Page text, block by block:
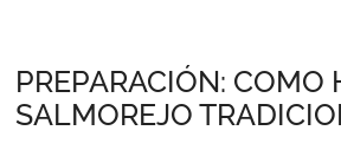
PREPARACIÓN: COMO
SALMOREJO